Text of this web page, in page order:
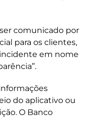
comunicado por
para os clientes,
em nome
do aplicativo ou
O Banco